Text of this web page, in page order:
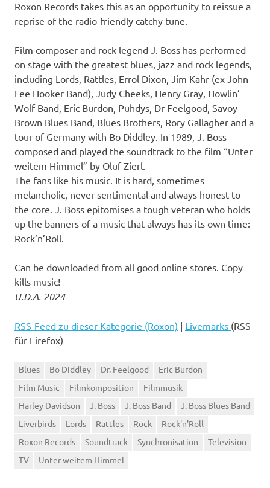
Roxon Records takes this as an opportunity to reissue a
reprise of the radio-friendly catchy tune.
Film composer and rock legend J. Boss has performed
on stage with the greatest blues, jazz and rock legends,
including Lords, Rattles, Errol Dixon, Jim Kahr (ex John
Lee Hooker Band), Judy Cheeks, Henry Gray, Howlin’
Wolf Band, Eric Burdon, Puhdys, Dr Feelgood, Savoy
Brown Blues Band, Blues Brothers, Rory Gallagher and a
tour of Germany with Bo Diddley. In 1989, J. Boss
composed and played the soundtrack to the film “Unter
weitem Himmel” by Oluf Zierl.
The fans like his music. It is hard, sometimes
melancholic, never sentimental and always honest to
the core. J. Boss epitomises a tough veteran who holds
up the banners of a music that always has its own time:
Rock’n’Roll.
Can be downloaded from all good online stores. Copy
kills music!
U.D.A. 2024
RSS-Feed zu dieser Kategorie (Roxon) | Livemarks (RSS
für Firefox)
Blues Bo Diddley Dr. Feelgood
Eric Burdon
Film Music
Filmkomposition
Filmmusik
Harley Davidson
J. Boss J. Boss Band
J. Boss Blues Band
Liverbirds
Lords Rattles Rock
Rock'n'Roll
Roxon Records
Soundtrack Synchronisation
Television
TV
Unter weitem Himmel